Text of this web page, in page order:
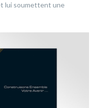
lui soumettent une